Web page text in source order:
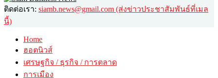
ติดต่อเรา: siamb.news@gmail.com (ส่งข่าวประชาสัมพันธ์ที่เมล
นี้)
Home
ฮอตนิวส์
เศรษฐกิจ / ธุรกิจ / การตลาด
การเมือง